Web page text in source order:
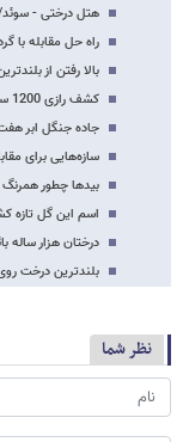
هتل درختی -
راه حل مقابله با
بالا رفتن از
کشف رازی 1200 ساله در درخت‌های باستانی
جاده جنگل ابر
سازه‌هایی برای
بیدها چطور
اسم این گل تازه
درختان هزار ساله
بلندترین درخت
نظر شما